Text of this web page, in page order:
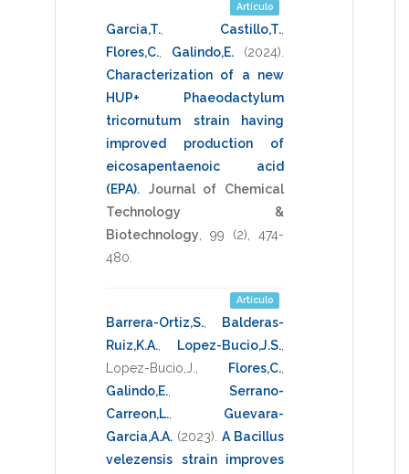
Artículo
Garcia,T. Castillo,T.
Flores,C.
Galindo,E. (2024)
Characterization of a new
HUP+ Phaeodactylum
tricornutum strain having
improved production of
eicosapentaenoic acid
(EPA).
Journal of Chemical
Technology &
Biotechnology
99 (2), 474-
480
Artículo
Barrera-Ortiz,S.
Balderas-
Ruiz,K.A.
Lopez-Bucio,J.S.
Lopez-Bucio,J.
Flores,C.
Galindo,E.
Serrano-
Carreon,L.
Guevara-
Garcia,A.A. (2023) A Bacillus
velezensis strain improves